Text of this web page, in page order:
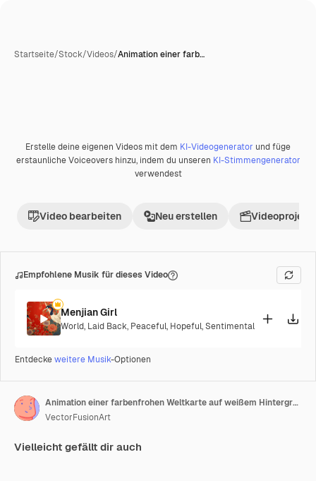
Startseite/Stock/Videos/Animation einer farb…
PremiumKI-generiert
Erstelle deine eigenen Videos mit dem KI-Videogenerator und füge
erstaunliche Voiceovers hinzu, indem du unseren KI-Stimmengenerator
verwendest
Video bearbeiten Neu erstellen Videoprojekt
Empfohlene Musik für dieses Video
Menjian Girl
World, Laid Back, Peaceful, Hopeful,Sentimental
Entdeckeweitere Musik-Optionen
Animation einer farbenfrohen Weltkarte auf weißem Hintergrund
VectorFusionArt
Vielleicht gefällt dir auch